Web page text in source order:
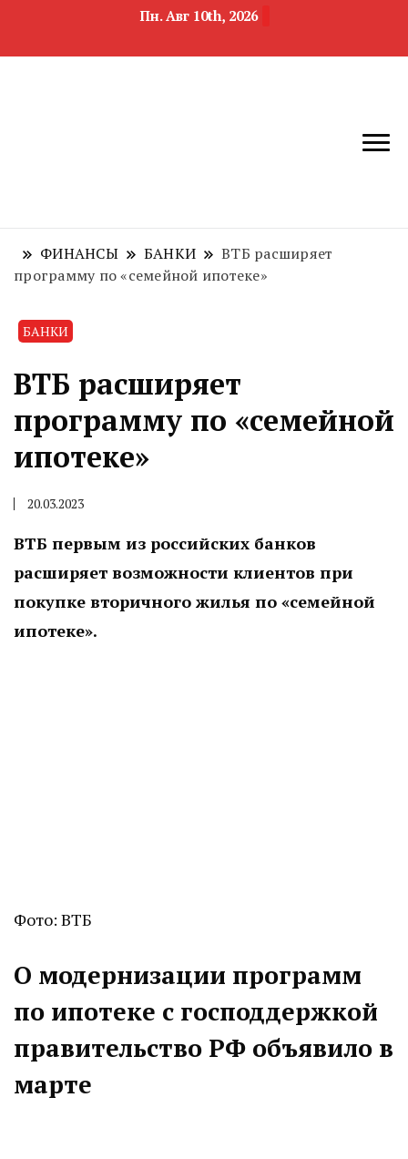
Пн. Авг 10th, 2026
область
недвижимости
ФИНАНСЫ БАНКИ
ВТБ расширяет
программу по «семейной ипотеке»
БАНКИ
ВТБ расширяет
программу по «семейной
ипотеке»
20.03.2023
ВТБ первым из российских банков
расширяет возможности клиентов при
покупке вторичного жилья по «семейной
ипотеке».
Фото: ВТБ
О модернизации программ
по ипотеке с господдержкой
правительство РФ объявило в
марте